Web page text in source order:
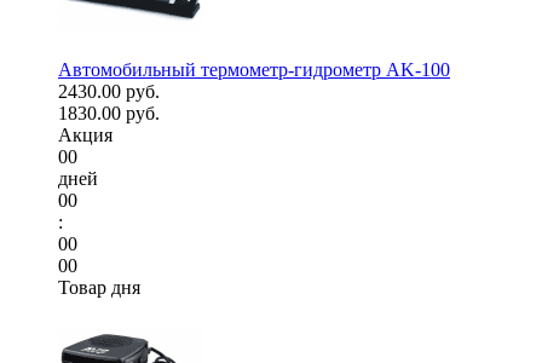
Автомобильный термометр-гидрометр AK-100
2430.00 руб.
1830.00 руб.
Акция
00
дней
00
:
00
00
Товар дня